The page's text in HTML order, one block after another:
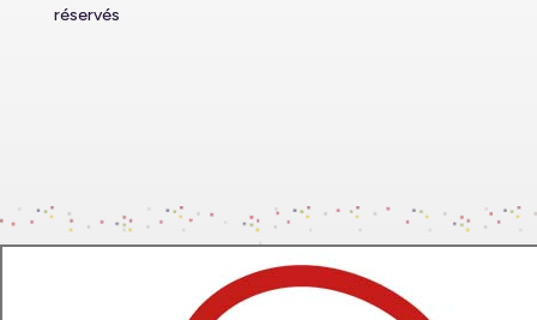
réservés